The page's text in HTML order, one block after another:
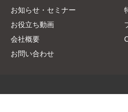
お知らせ・セミナー
お役立ち動画
会社概要
お問い合わせ